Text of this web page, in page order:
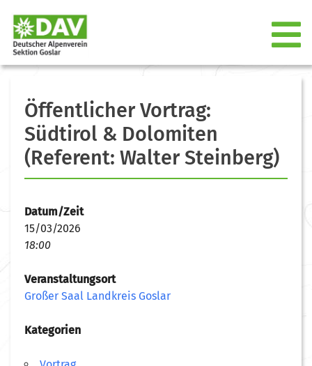
Öffentlicher Vortrag:
Südtirol & Dolomiten
(Referent: Walter Steinberg)
Datum/Zeit
15/03/2026
18:00
Veranstaltungsort
Großer Saal Landkreis Goslar
Kategorien